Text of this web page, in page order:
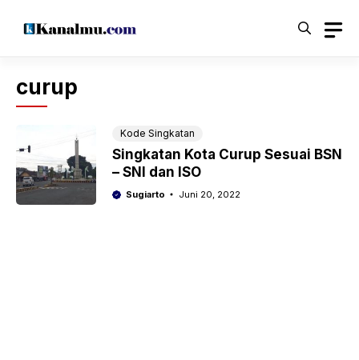
curup
Kode Singkatan
Singkatan Kota Curup Sesuai BSN
– SNI dan ISO
Sugiarto Juni 20, 2022